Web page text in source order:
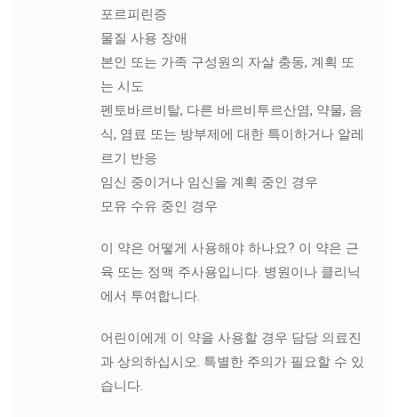
포르피린증
물질 사용 장애
본인 또는 가족 구성원의 자살 충동, 계획 또
는 시도
펜토바르비탈, 다른 바르비투르산염, 약물, 음
식, 염료 또는 방부제에 대한 특이하거나 알레
르기 반응
임신 중이거나 임신을 계획 중인 경우
모유 수유 중인 경우
이 약은 어떻게 사용해야 하나요? 이 약은 근
육 또는 정맥 주사용입니다. 병원이나 클리닉
에서 투여합니다.
어린이에게 이 약을 사용할 경우 담당 의료진
과 상의하십시오. 특별한 주의가 필요할 수 있
습니다.